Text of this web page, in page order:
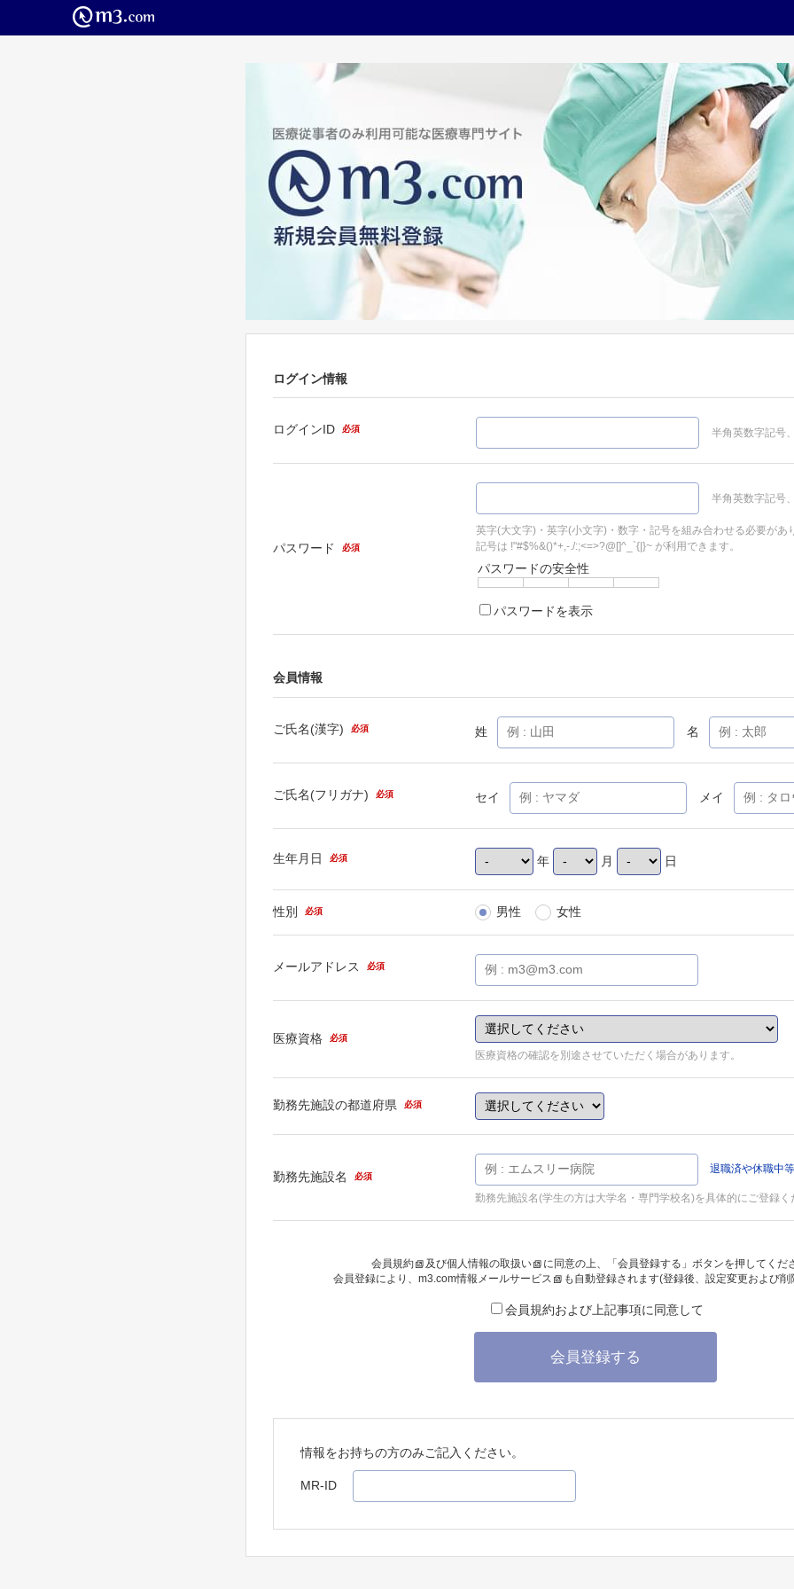
ログイン情報
ログインID 必須 半角英数字記号
パスワード 必須
半角英数字記号
英字(大文字)・英字(小文字)・数字・記号を組み合わせる必要があ
記号は !"#$%&()*+,-./:;<=>?@[]^_`{|}~ が利用できます。
パスワードの安全性
パスワードを表示
会員情報
ご氏名(漢字) 必須 姓 名
ご氏名(フリガナ) 必須 セイ メイ
生年月日 必須 年 月 日
性別 必須 男性 女性
メールアドレス 必須
医療資格 必須
医療資格の確認を別途させていただく場合があります。
勤務先施設の都道府県 必須
勤務先施設名 必須
退職済や休職中
勤務先施設名(学生の方は大学名・専門学校名)を具体的にご登録く
会員規約 及び個人情報の取扱い
に同意の上、「会員登録する」ボタンを押してくだ
会員登録により、 m3.com情報メールサービス も自動登録されます(登録後、設定変更および
会員規約および上記事項に同意して
会員登録する
情報をお持ちの方のみご記入ください。
MR-ID